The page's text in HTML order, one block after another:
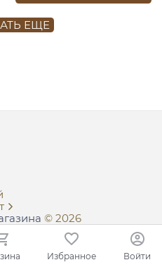
ЕЩЕ
© 2026
Избранное Войти